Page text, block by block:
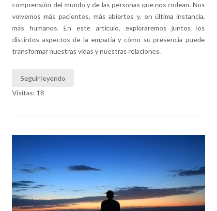
comprensión del mundo y de las personas que nos rodean. Nos
volvemos más pacientes, más abiertos y, en última instancia,
más humanos. En este artículo, exploraremos juntos los
distintos aspectos de la empatía y cómo su presencia puede
transformar nuestras vidas y nuestras relaciones.
Seguir leyendo
Visitas: 18